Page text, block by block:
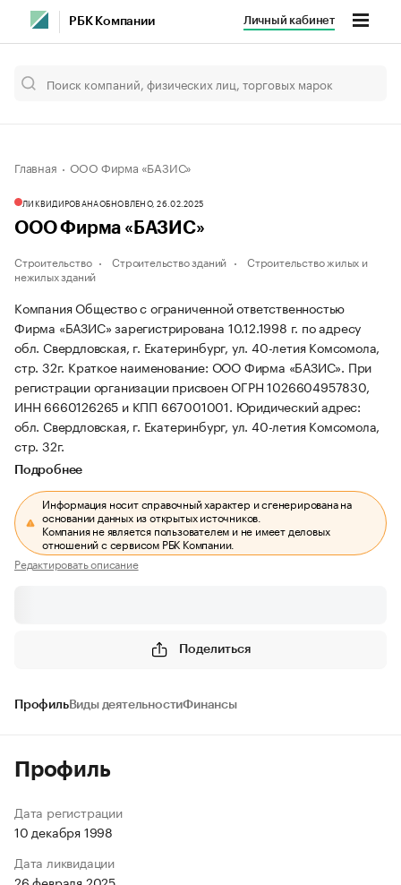
РБК Компании Личный кабинет
Главная ООО Фирма «БАЗИС»
ЛИКВИДИРОВАНАОБНОВЛЕНО, 26.02.2025
ООО Фирма «БАЗИС»
Строительство Строительство зданий
Строительство жилых и
нежилых зданий
Компания Общество с ограниченной ответственностью
Фирма «БАЗИС» зарегистрирована 10.12.1998 г. по адресу
обл. Свердловская, г. Екатеринбург, ул. 40-летия Комсомола,
стр. 32г. Краткое наименование: ООО Фирма «БАЗИС». При
регистрации организации присвоен ОГРН 1026604957830,
ИНН 6660126265 и КПП 667001001. Юридический адрес:
обл. Свердловская, г. Екатеринбург, ул. 40-летия Комсомола,
стр. 32г.
Подробнее
Информация носит справочный характер и сгенерирована на
основании данных из открытых источников.
Компания не является пользователем и не имеет деловых
отношений с сервисом РБК Компании.
Редактировать описание
Поделиться
ПрофильВиды деятельностиФинансы
Профиль
Дата регистрации
10 декабря 1998
Дата ликвидации